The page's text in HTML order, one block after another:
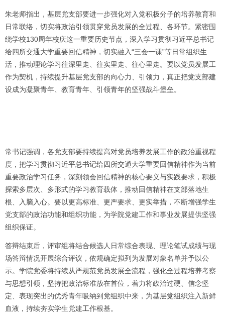
朱老师指出，基层党支部要进一步强化对入党积极分子的培养教育和
日常联络，切实将政治引领贯穿党员发展的全过程、各环节。紧密围
绕学校130周年校庆这一重要历史节点，深入学习贯彻习近平总书记
给四所交通大学重要回信精神，切实融入“三会一课”等日常组织生
活，推动理论学习往深里走、往实里走、往心里走。要以党员发展工
作为契机，持续提升基层党支部的向心力、引领力，真正把党支部建
设成为凝聚青年、教育青年、引领青年的坚强战斗堡垒。
常书记强调，各党支部要持续提高对党员培养发展工作的政治重视程
度，把学习贯彻习近平总书记给四所交通大学重要回信精神作为当前
重要政治学习任务，深刻领会回信精神的核心要义与实践要求，积极
探索多层次、多形式的学习教育载体，推动回信精神在支部落地生
根、入脑入心。要以更高标准、更严要求、更实举措，不断增强学生
党支部的政治功能和组织功能，为学院党建工作和事业发展提供坚强
组织保证。
答辩结束后，评审组将结合候选人日常综合表现、理论笔试成绩与现
场答辩情况开展综合评议，依规确定拟列为发展对象名单并予以公
示。学院党委将持续从严规范党员发展全流程，强化全过程培养考察
与思想引领，坚持把政治标准放在首位，着力将政治过硬、信念坚
定、表现突出的优秀青年吸纳到党组织中来，为基层党组织注入新鲜
血液，持续夯实学生党建工作根基。